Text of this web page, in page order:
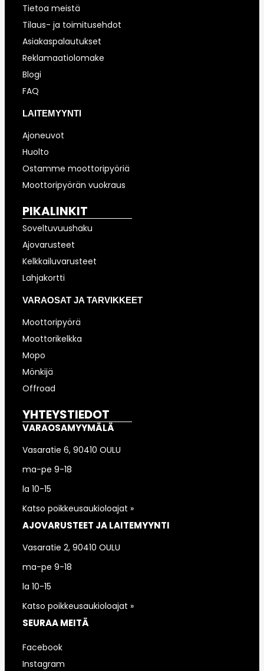
Tietoa meistä
Tilaus- ja toimitusehdot
Asiakaspalautukset
Reklamaatiolomake
Blogi
FAQ
LAITEMYYNTI
Ajoneuvot
Huolto
Ostamme moottoripyöriä
Moottoripyörän vuokraus
PIKALINKIT
Soveltuvuushaku
Ajovarusteet
Kelkkailuvarusteet
Lahjakortti
VARAOSAT JA TARVIKKEET
Moottoripyörä
Moottorikelkka
Mopo
Mönkijä
Offroad
YHTEYSTIEDOT
VARAOSAMYYMÄLÄ
Vasaratie 6, 90410 OULU
ma-pe 9-18
la 10-15
Katso poikkeusaukioloajat »
AJOVARUSTEET JA LAITEMYYNTI
Vasaratie 2, 90410 OULU
ma-pe 9-18
la 10-15
Katso poikkeusaukioloajat »
SEURAA MEITÄ
Facebook
Instagram